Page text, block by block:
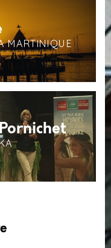
MARTINIQUE